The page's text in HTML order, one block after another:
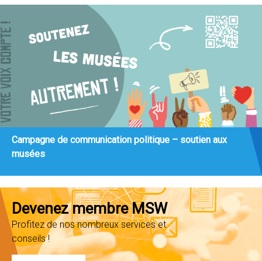
Campagne de communication politique – soutien aux
musées
Devenez membre MSW
Profitez de nos nombreux services et
conseils !